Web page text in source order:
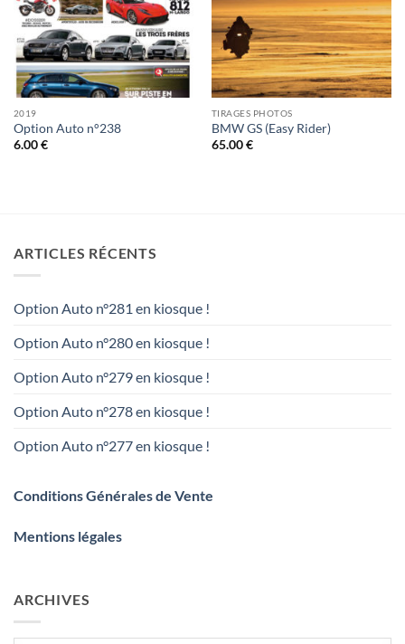
2019
Option Auto n°238
6.00€
TIRAGES PHOTOS
BMW GS (Easy Rider)
65.00€
ARTICLES RÉCENTS
Option Auto n°281 en kiosque !
Option Auto n°280 en kiosque !
Option Auto n°279 en kiosque !
Option Auto n°278 en kiosque !
Option Auto n°277 en kiosque !
Conditions Générales de Vente
Mentions légales
ARCHIVES